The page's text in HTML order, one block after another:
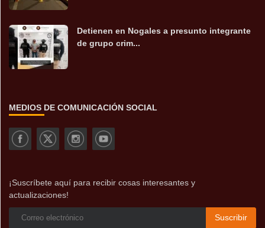
Detienen en Nogales a presunto integrante
de grupo crim...
MEDIOS DE COMUNICACIÓN SOCIAL
¡Suscríbete aquí para recibir cosas interesantes y
actualizaciones!
Suscribir